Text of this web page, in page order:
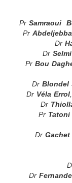
PrSamraoui
Pr
Dr
Dr
PrBou
DrBlondel
Dr Véla Errol,
Dr
Pr
Dr
Dr